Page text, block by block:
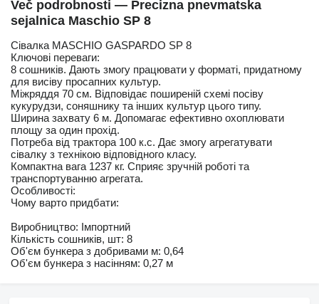
Več podrobnosti — Precizna pnevmatska
sejalnica Maschio SP 8
Сівалка MASCHIO GASPARDO SP 8
Ключові переваги:
8 сошників. Дають змогу працювати у форматі, придатному
для висіву просапних культур.
Міжряддя 70 см. Відповідає поширеній схемі посіву
кукурудзи, соняшнику та інших культур цього типу.
Ширина захвату 6 м. Допомагає ефективно охоплювати
площу за один прохід.
Потреба від трактора 100 к.с. Дає змогу агрегатувати
сівалку з технікою відповідного класу.
Компактна вага 1237 кг. Сприяє зручній роботі та
транспортуванню агрегата.
Особливості:
Чому варто придбати:
Виробництво: Імпортний
Кількість сошників, шт: 8
Об'єм бункера з добривами м: 0,64
Об'єм бункера з насінням: 0,27 м